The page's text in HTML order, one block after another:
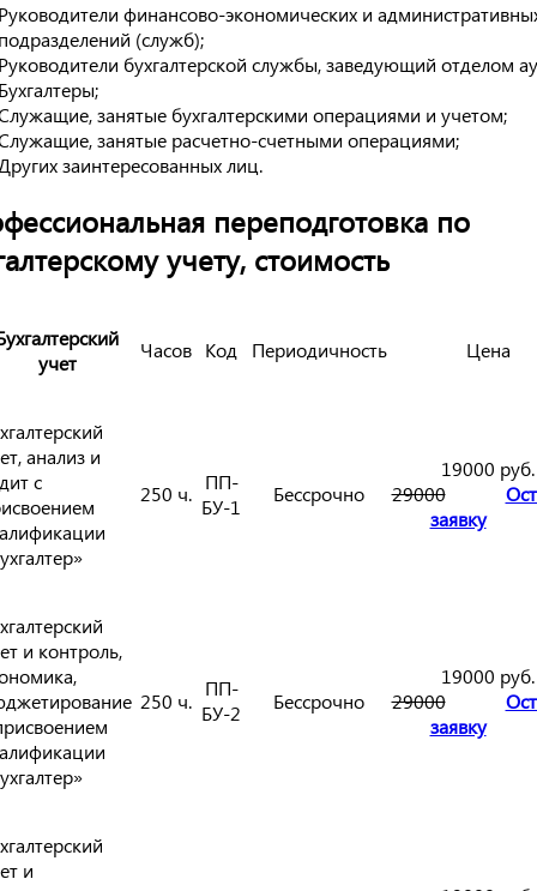
финансово-экономических и
(служб);
бухгалтерской службы, заведующий отделом
занятые бухгалтерскими операциями и учетом;
занятые расчетно-счетными операциями;
заинтересованных лиц.
переподготовка по
учету, стоимость
учет
Часов Код Периодичность Цена
анализ и
с
250 ч. ПП-
БУ-1
Бессрочно
19000 руб.
29000
заявку
и контроль,
250 ч.
ПП-
БУ-2
Бессрочно
19000 руб.
29000
заявку
и